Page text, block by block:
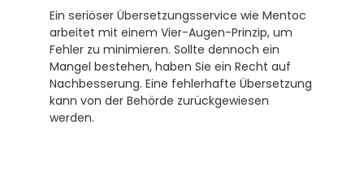
Ein seriöser Übersetzungsservice wie Mentoc
arbeitet mit einem Vier-Augen-Prinzip, um
Fehler zu minimieren. Sollte dennoch ein
Mangel bestehen, haben Sie ein Recht auf
Nachbesserung. Eine fehlerhafte Übersetzung
kann von der Behörde zurückgewiesen
werden.